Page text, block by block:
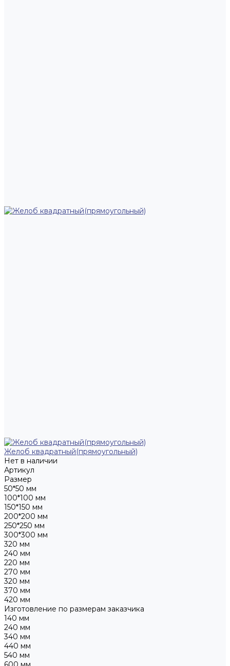
Желоб квадратный(прямоугольный)
Нет в наличии
Артикул
Размер
50*50 мм
100*100 мм
150*150 мм
200*200 мм
250*250 мм
300*300 мм
320 мм
240 мм
220 мм
270 мм
320 мм
370 мм
420 мм
Изготовление по размерам заказчика
140 мм
240 мм
340 мм
440 мм
540 мм